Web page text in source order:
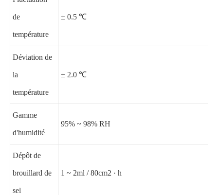
de
température
± 0.5 ℃
Déviation de
la
température
± 2.0 ℃
Gamme
d'humidité
95% ~ 98% RH
Dépôt de
brouillard de
sel
1 ~ 2ml / 80cm2 · h